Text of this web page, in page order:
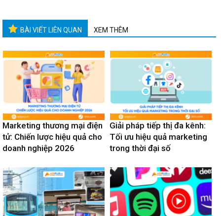
BÀI VIẾT LIÊN QUAN XEM THÊM
Marketing thương mại điện
tử: Chiến lược hiệu quả cho
doanh nghiệp 2026
Giải pháp tiếp thị đa kênh:
Tối ưu hiệu quả marketing
trong thời đại số